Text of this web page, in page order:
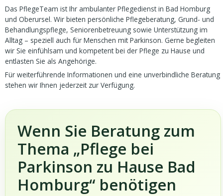
Das PflegeTeam ist Ihr ambulanter Pflegedienst in Bad Homburg
und Oberursel. Wir bieten persönliche Pflegeberatung, Grund- und
Behandlungspflege, Seniorenbetreuung sowie Unterstützung im
Alltag – speziell auch für Menschen mit Parkinson. Gerne begleiten
wir Sie einfühlsam und kompetent bei der Pflege zu Hause und
entlasten Sie als Angehörige.
Für weiterführende Informationen und eine unverbindliche Beratung
stehen wir Ihnen jederzeit zur Verfügung.
Wenn Sie Beratung zum
Thema „Pflege bei
Parkinson zu Hause Bad
Homburg“ benötigen